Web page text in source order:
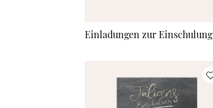
Einladungen zur Einschulung